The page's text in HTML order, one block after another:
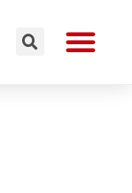
Search